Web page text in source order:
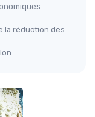
la réduction des